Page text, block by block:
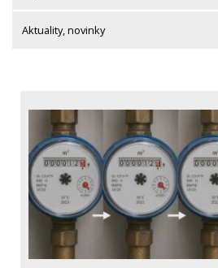
Aktuality, novinky